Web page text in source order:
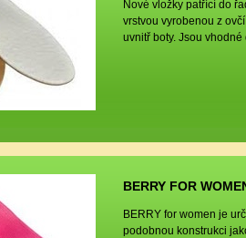
Nové vložky patřící do
vrstvou vyrobenou z
uvnitř boty. Jsou vhodné
BERRY FOR
BERRY for women je
podobnou konstrukci